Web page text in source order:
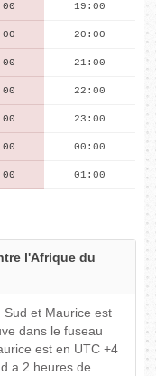
19:00
20:00
21:00
22:00
23:00
00:00
01:00
l'Afrique du
et Maurice est
dans le fuseau
est en UTC +4
a 2 heures de